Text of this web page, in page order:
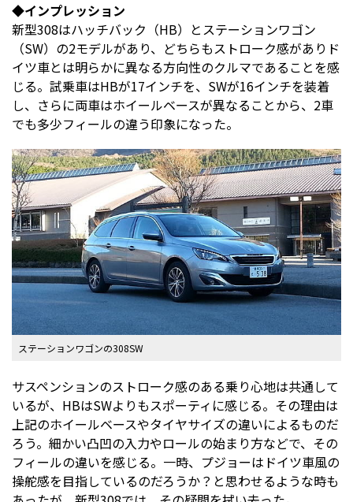
◆インプレッション
新型308はハッチバック（HB）とステーションワゴン
（SW）の2モデルがあり、どちらもストローク感がありド
イツ車とは明らかに異なる方向性のクルマであることを感
じる。試乗車はHBが17インチを、SWが16インチを装着
し、さらに両車はホイールベースが異なることから、2車
でも多少フィールの違う印象になった。
ステーションワゴンの308SW
サスペンションのストローク感のある乗り心地は共通して
いるが、HBはSWよりもスポーティに感じる。その理由は
上記のホイールベースやタイヤサイズの違いによるものだ
ろう。細かい凸凹の入力やロールの始まり方などで、その
フィールの違いを感じる。一時、プジョーはドイツ車風の
操舵感を目指しているのだろうか？と思わせるような時も